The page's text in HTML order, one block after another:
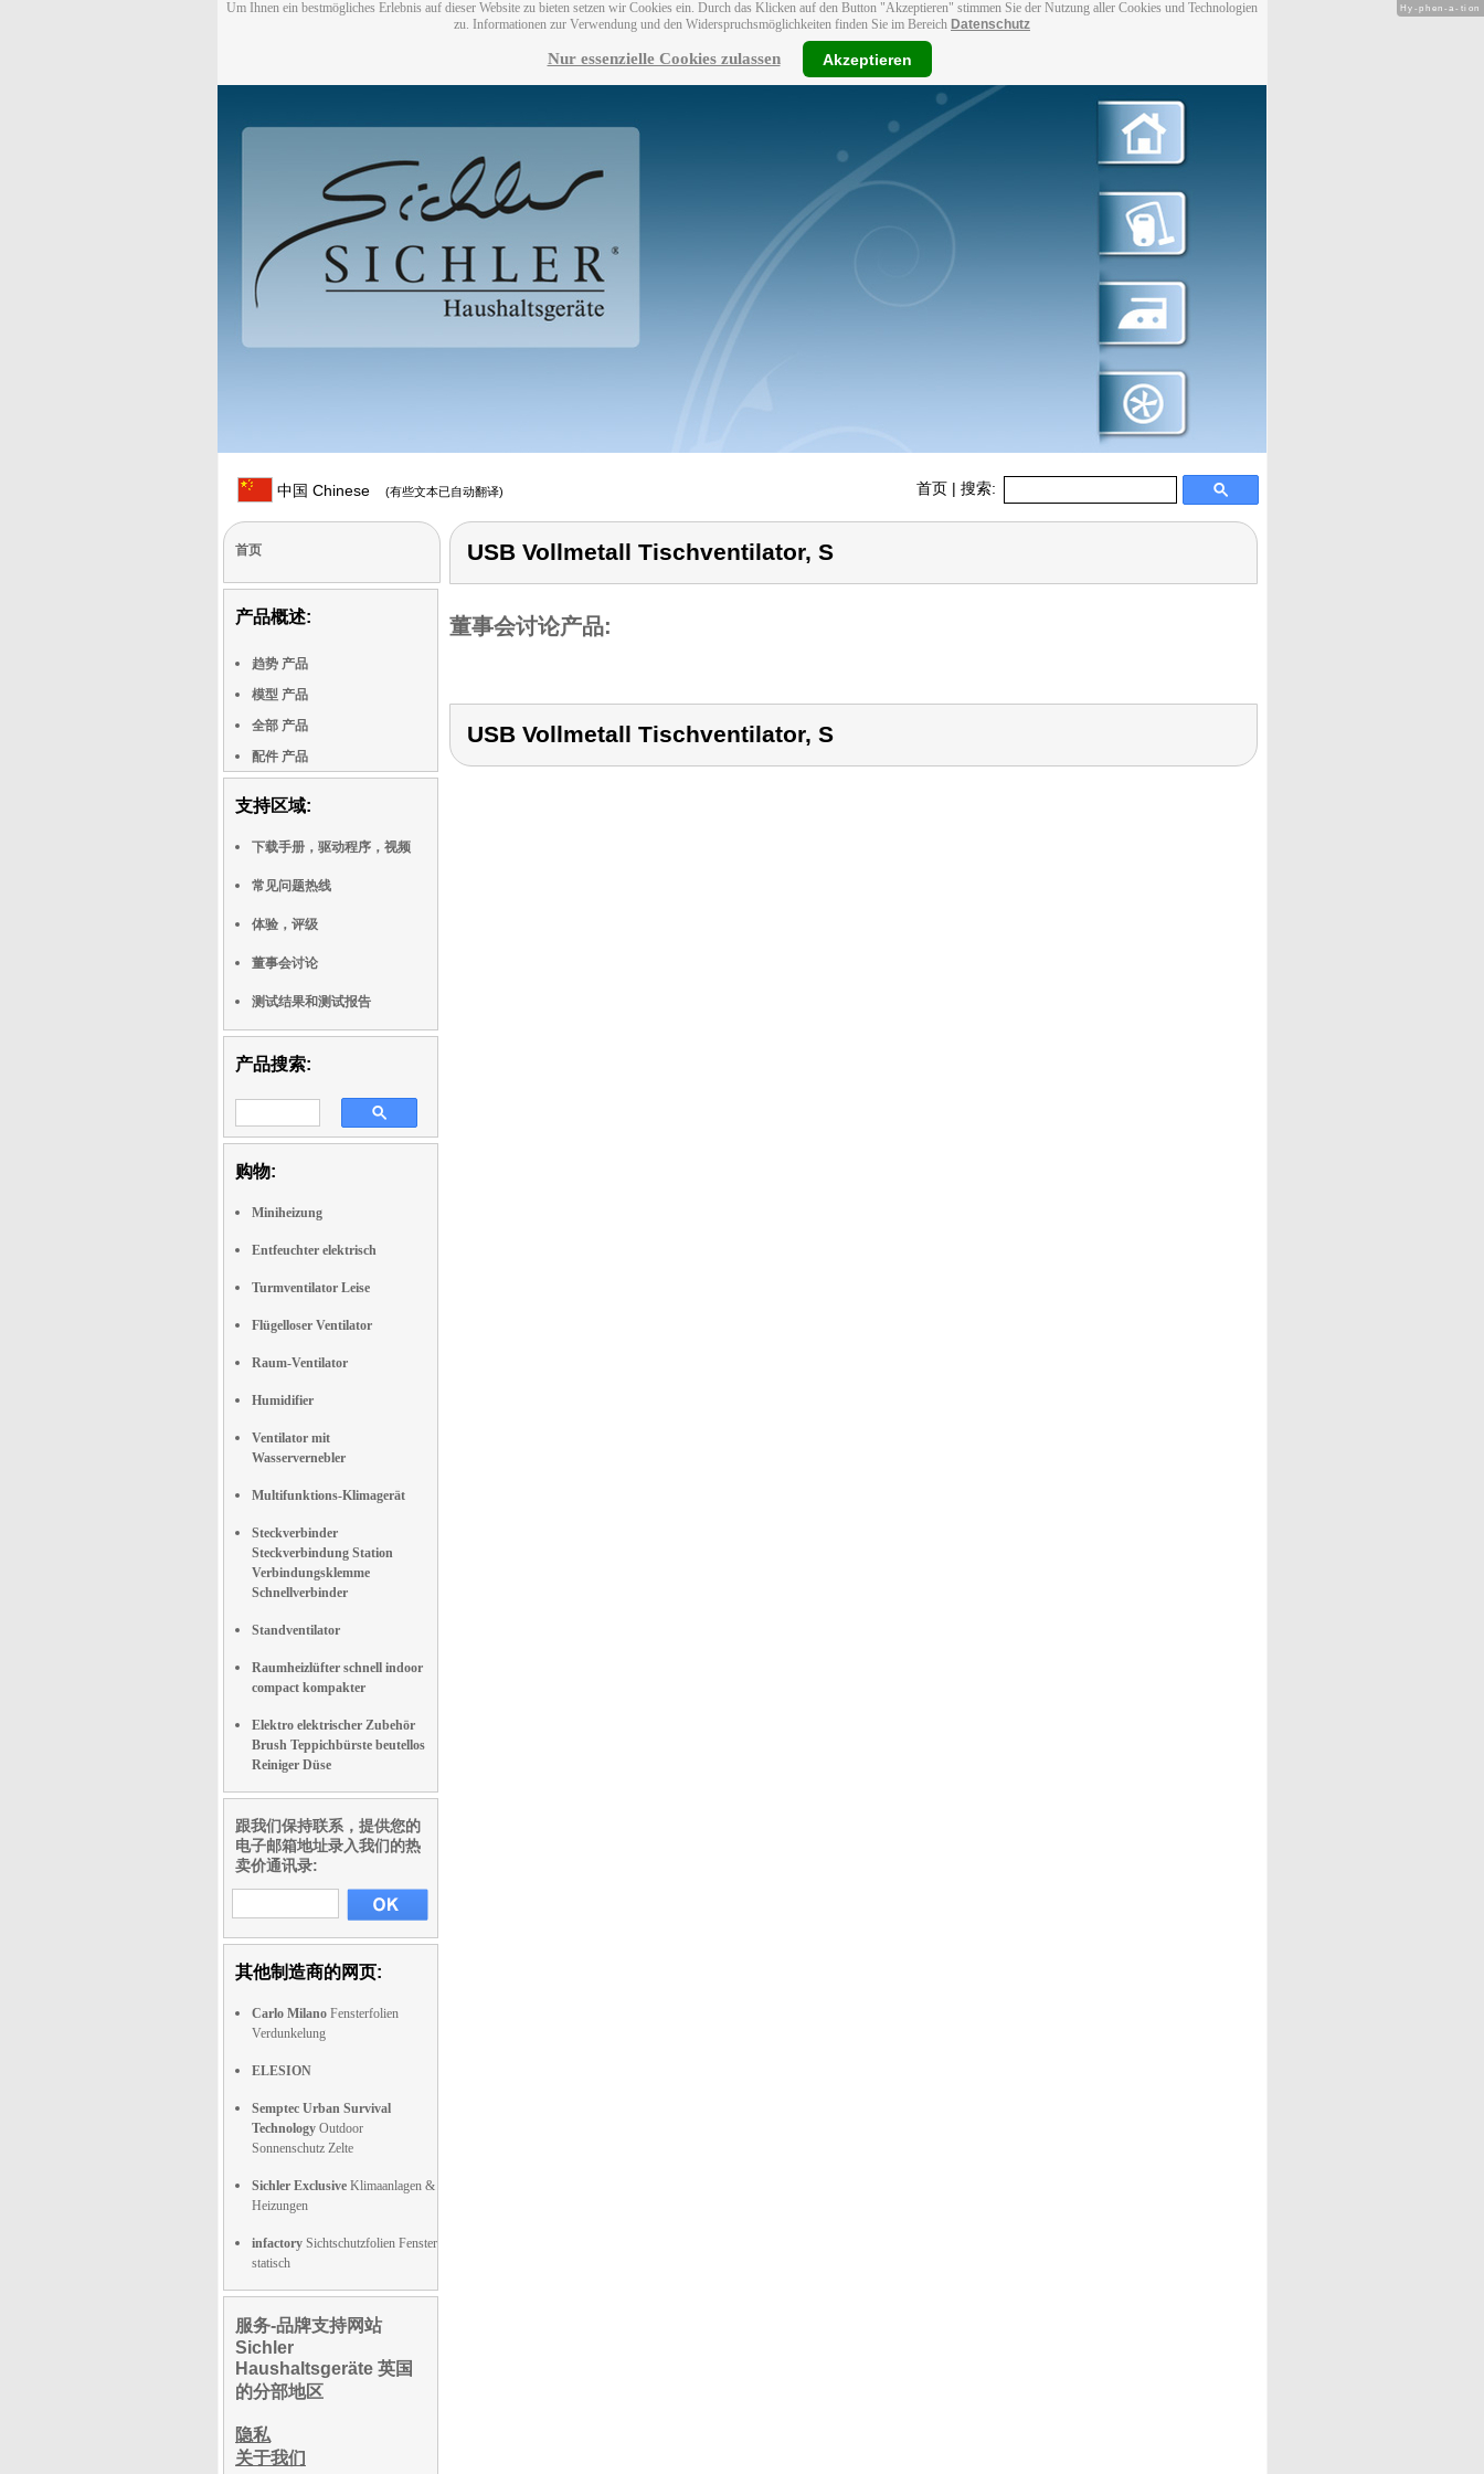
Um Ihnen ein bestmögliches Erlebnis auf dieser Website zu bieten setzen wir Cookies ein. Durch das Klicken auf den Button "Akzeptieren" stimmen Sie der Nutzung aller Cookies und Technologien
zu. Informationen zur Verwendung und den Widerspruchsmöglichkeiten finden Sie im Bereich Datenschutz
Nur essenzielle Cookies zulassen Akzeptieren
中国 Chinese (有些文本已自动翻译) 首页 | 搜索:
首页
产品概述:
趋势 产品
模型 产品
全部 产品
配件 产品
支持区域:
下载手册，驱动程序，视频
常见问题热线
体验，评级
董事会讨论
测试结果和测试报告
产品搜索:
购物:
Miniheizung
Entfeuchter elektrisch
Turmventilator Leise
Flügelloser Ventilator
Raum-Ventilator
Humidifier
Ventilator mit
Wasservernebler
Multifunktions-Klimagerät
Steckverbinder
Steckverbindung Station
Verbindungsklemme
Schnellverbinder
Standventilator
Raumheizlüfter schnell indoor
compact kompakter
Elektro elektrischer Zubehör
Brush Teppichbürste beutellos
Reiniger Düse
跟我们保持联系，提供您的
电子邮箱地址录入我们的热
卖价通讯录:
其他制造商的网页:
Carlo Milano Fensterfolien
Verdunkelung
ELESION
Semptec Urban Survival
Technology Outdoor
Sonnenschutz Zelte
Sichler Exclusive Klimaanlagen &
Heizungen
infactory Sichtschutzfolien Fenster
statisch
服务-品牌支持网站
Sichler
Haushaltsgeräte 英国
的分部地区
隐私
关于我们
USB Vollmetall Tischventilator, S
董事会讨论产品:
USB Vollmetall Tischventilator, S
Hy-phen-a-tion